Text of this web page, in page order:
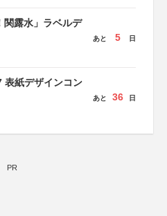
関露水」ラベルデ
あと 5 日
紙デザインコン
あと 36 日
PR